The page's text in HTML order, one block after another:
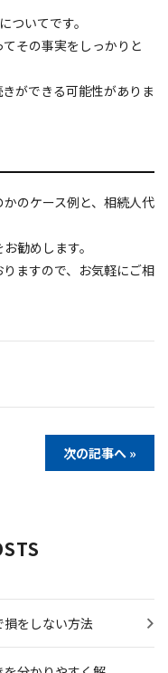
ついてです。
その事実をしっかりと
ができる可能性がありま
のケース例と、相続人代
勧めします。
ますので、お気軽にご相
次の記事へ »
をしない方法